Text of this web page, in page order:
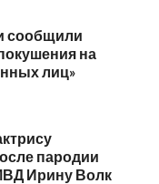
сообщили
на
лиц»
пародии
Ирину Волк